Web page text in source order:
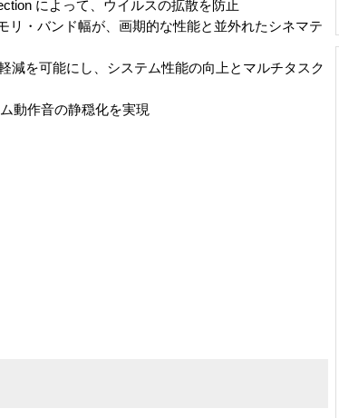
によって、ウイルスの拡散を防止
リ・バンド幅が、画期的な性能と並外れたシネマテ
減を可能にし、システム性能の向上とマルチタスク
動作音の静穏化を実現